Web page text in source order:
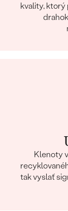
kvality, ktorý
Klenoty
tak vyslať